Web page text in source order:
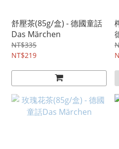
舒壓茶(85g/盒) - 德國童話
Das Märchen
NT$335
NT$219